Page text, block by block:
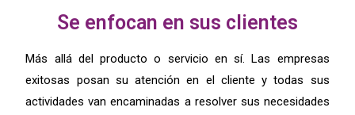
Se enfocan en sus clientes
Más allá del producto o servicio en sí. Las empresas
exitosas posan su atención en el cliente y todas sus
actividades van encaminadas a resolver sus necesidades